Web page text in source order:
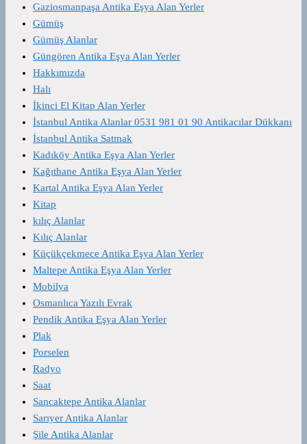
Gaziosmanpaşa Antika Eşya Alan Yerler
Gümüş
Gümüş Alanlar
Güngören Antika Eşya Alan Yerler
Hakkımızda
Halı
İkinci El Kitap Alan Yerler
İstanbul Antika Alanlar 0531 981 01 90 Antikacılar Dükkanı
İstanbul Antika Satmak
Kadıköy Antika Eşya Alan Yerler
Kağıthane Antika Eşya Alan Yerler
Kartal Antika Eşya Alan Yerler
Kitap
kılıç Alanlar
Kılıç Alanlar
Küçükçekmece Antika Eşya Alan Yerler
Maltepe Antika Eşya Alan Yerler
Mobilya
Osmanlıca Yazılı Evrak
Pendik Antika Eşya Alan Yerler
Plak
Porselen
Radyo
Saat
Sancaktepe Antika Alanlar
Sarıyer Antika Alanlar
Şile Antika Alanlar